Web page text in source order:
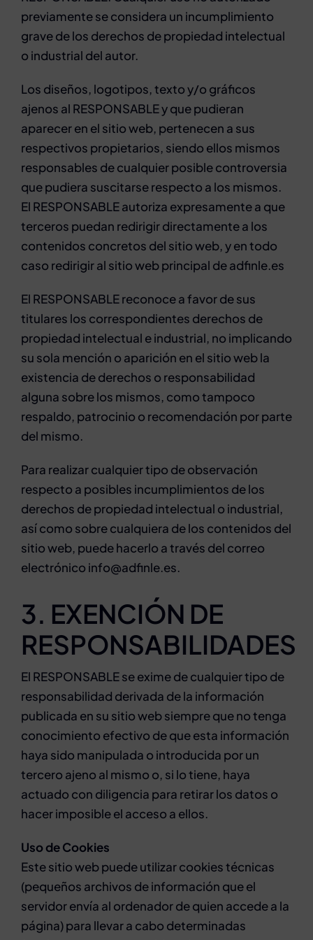
previamente se considera un incumplimiento
grave de los derechos de propiedad intelectual
o industrial del autor.
Los diseños, logotipos, texto y/o gráficos
ajenos al RESPONSABLE y que pudieran
aparecer en el sitio web, pertenecen a sus
respectivos propietarios, siendo ellos mismos
responsables de cualquier posible controversia
que pudiera suscitarse respecto a los mismos.
El RESPONSABLE autoriza expresamente a que
terceros puedan redirigir directamente a los
contenidos concretos del sitio web, y en todo
caso redirigir al sitio web principal de adfinle.es
El RESPONSABLE reconoce a favor de sus
titulares los correspondientes derechos de
propiedad intelectual e industrial, no implicando
su sola mención o aparición en el sitio web la
existencia de derechos o responsabilidad
alguna sobre los mismos, como tampoco
respaldo, patrocinio o recomendación por parte
del mismo.
Para realizar cualquier tipo de observación
respecto a posibles incumplimientos de los
derechos de propiedad intelectual o industrial,
así como sobre cualquiera de los contenidos del
sitio web, puede hacerlo a través del correo
electrónico info@adfinle.es.
3. EXENCIÓN DE
RESPONSABILIDADES
El RESPONSABLE se exime de cualquier tipo de
responsabilidad derivada de la información
publicada en su sitio web siempre que no tenga
conocimiento efectivo de que esta información
haya sido manipulada o introducida por un
tercero ajeno al mismo o, si lo tiene, haya
actuado con diligencia para retirar los datos o
hacer imposible el acceso a ellos.
Uso de Cookies
Este sitio web puede utilizar cookies técnicas
(pequeños archivos de información que el
servidor envía al ordenador de quien accede a la
página) para llevar a cabo determinadas